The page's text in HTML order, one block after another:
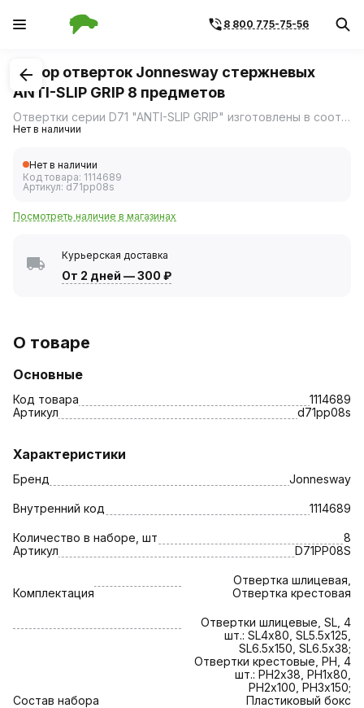
8 800 775-75-56
1/2
Набор отверток Jonnesway стержневых
ANTI-SLIP GRIP 8 предметов
Отвертки серии D71 "ANTI-SLIP GRIP" изготовлены в соответствии с требованиями стандарта DIN 5262, отвечают техническим условиям ГОСТ 17199-88.
Нет в наличии
Нет в наличии
Код товара: 1114689
Артикул: d71pp08s
Посмотреть наличие в магазинах
Курьерская доставка
От 2 дней —300 ₽
О товаре
Основные
Код товара
1114689
Артикул
d71pp08s
Характеристики
Бренд Jonnesway
Внутренний код 1114689
Количество в наборе, шт
8
Артикул
D71PP08S
Комплектация
Отвертка шлицевая,
Отвертка крестовая
Состав набора
Отвертки шлицевые, SL, 4
шт.: SL4х80, SL5.5х125,
SL6.5х150, SL6.5х38;
Отвертки крестовые, PH, 4
шт.: PH2х38, PH1х80,
PH2х100, PH3х150;
Пластиковый бокс